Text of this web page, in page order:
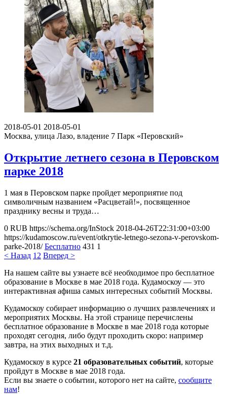
2018-05-01 2018-05-01
Москва, улица Лазо, владение 7 Парк «Перовский»
Открытие летнего сезона в Перовском
парке 2018
1 мая в Перовском парке пройдет мероприятие под
символичным названием «Расцветай!», посвященное
празднику весны и труда…
0 RUB https://schema.org/InStock 2018-04-26T22:31:00+03:00
https://kudamoscow.ru/event/otkrytie-letnego-sezona-v-perovskom-
parke-2018/ Бесплатно 431 1
< Назад 1 2 Вперед >
На нашем сайте вы узнаете всё необходимое про бесплатное
образование в Москве в мае 2018 года. Кудамоскоу — это
интерактивная афиша самых интересных событий Москвы.
Кудамоскоу собирает информацию о лучших развлечениях и
мероприятих Москвы. На этой странице перечислены
бесплатное образование в Москве в мае 2018 года которые
проходят сегодня, либо будут проходить скоро: например
завтра, на этих выходных и т.д.
Кудамоскоу в курсе 21 образовательных событий, которые
пройдут в Москве в мае 2018 года.
Если вы знаете о событии, которого нет на сайте, сообщите
нам!